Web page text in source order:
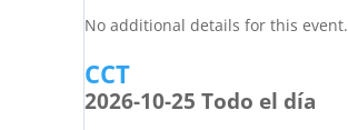
No additional details for this event.
CCT
2026-10-25 Todo el día